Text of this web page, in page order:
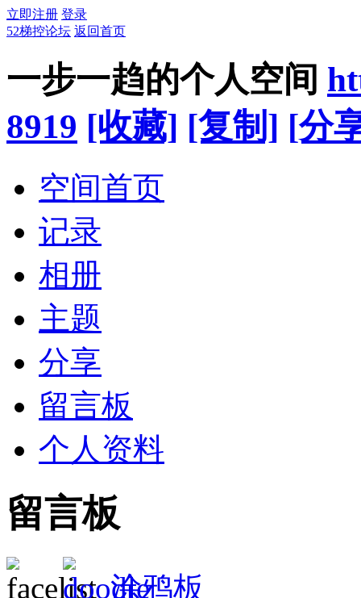
立即注册 登录
52梯控论坛 返回首页
一步一趋的个人空间
8919 [收藏] [复制] [分
空间首页
记录
相册
主题
分享
留言板
个人资料
留言板
涂鸦板